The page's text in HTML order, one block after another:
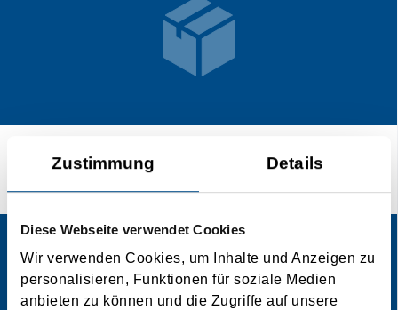
Zustimmung Details
Diese Webseite verwendet Cookies
Wir verwenden Cookies, um Inhalte und Anzeigen zu
personalisieren, Funktionen für soziale Medien
anbieten zu können und die Zugriffe auf unsere
Sendungsverfolgung